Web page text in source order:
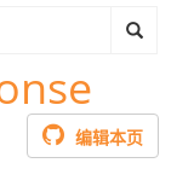
编辑本页